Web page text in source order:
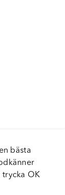
bästa
trycka OK